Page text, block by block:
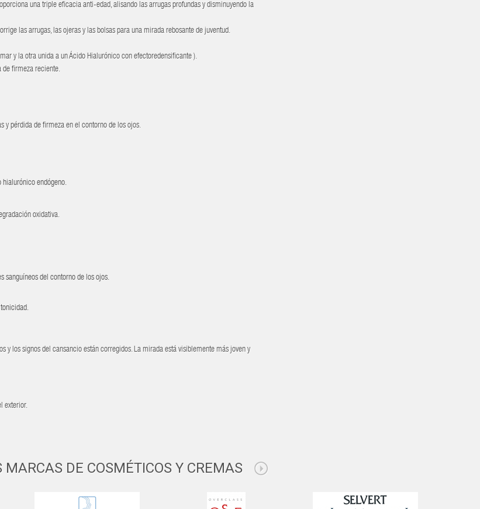
una triple eficacia anti-edad, alisando las arrugas profundas y disminuyendo la
las arrugas, las ojeras y las bolsas para una mirada rebosante de juventud.
y la otra unida a un Ácido Hialurónico con efectoredensificante ).
de firmeza reciente.
y pérdida de firmeza en el contorno de los ojos.
hialurónico endógeno.
oxidativa.
sanguíneos del contorno de los ojos.
y los signos del cansancio están corregidos. La mirada está visiblemente más joven y
exterior.
MARCAS DE COSMÉTICOS Y CREMAS